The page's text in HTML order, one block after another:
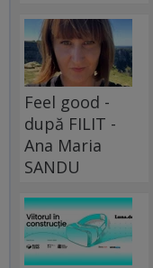
Feel good -
după FILIT -
Ana Maria
SANDU